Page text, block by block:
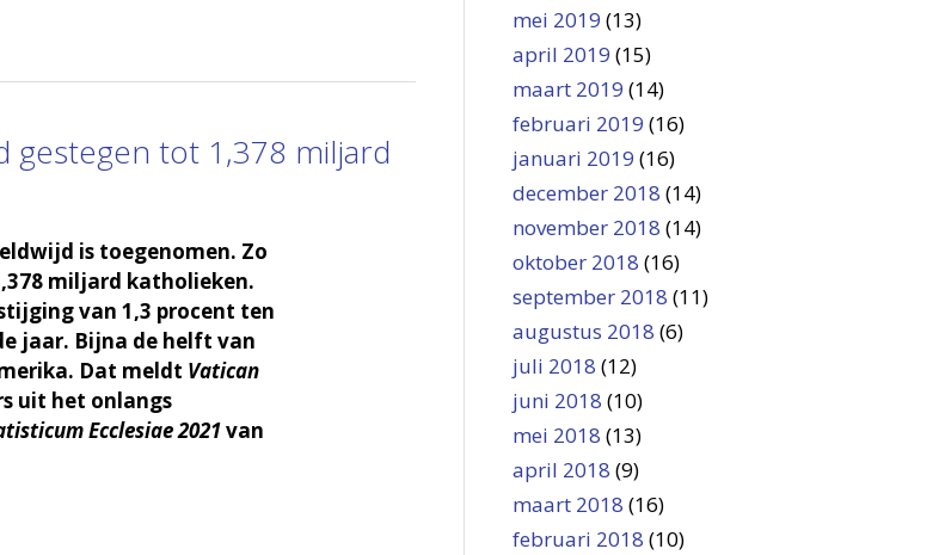
gestegen tot 1,378 miljard
is toegenomen. Zo
miljard katholieken.
van 1,3 procent ten
jaar. Bijna de helft van
Dat meldt Vatican
uit het onlangs
Ecclesiae 2021van
mei 2019 (13)
april 2019 (15)
maart 2019 (14)
februari 2019 (16)
januari 2019 (16)
december 2018 (14)
november 2018 (14)
oktober 2018 (16)
september 2018 (11)
augustus 2018 (6)
juli 2018 (12)
juni 2018 (10)
mei 2018 (13)
april 2018 (9)
maart 2018 (16)
februari 2018 (10)